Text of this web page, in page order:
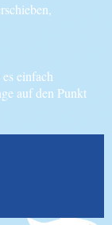
einfach
auf den Punkt